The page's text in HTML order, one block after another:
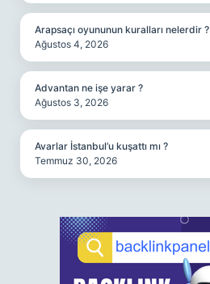
Arapsaçı oyununun kuralları nelerdir ?
Ağustos 4, 2026
Advantan ne işe yarar ?
Ağustos 3, 2026
Avarlar İstanbul’u kuşattı mı ?
Temmuz 30, 2026